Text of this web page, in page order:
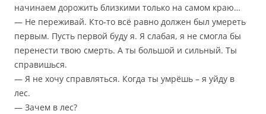
начинаем дорожить близкими только на самом краю…
— Не переживай. Кто-то всё равно должен был умереть
первым. Пусть первой буду я. Я слабая, я не смогла бы
перенести твою смерть. А ты большой и сильный. Ты
справишься.
— Я не хочу справляться. Когда ты умрёшь – я уйду в
лес.
— Зачем в лес?